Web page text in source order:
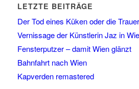
LETZTE BEITRÄGE
Der Tod eines Küken oder die
Vernissage der Künstlerin Jaz in
Fensterputzer – damit Wien glänzt
Bahnfahrt nach Wien
Kapverden remastered